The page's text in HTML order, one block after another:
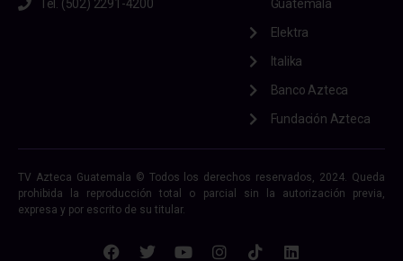
Tel. (502) 2291-4200
Guatemala
Elektra
Italika
Banco Azteca
Fundación Azteca
TV Azteca Guatemala © Todos los derechos reservados, 2024. Queda
prohibida la reproducción total o parcial sin la autorización previa,
expresa y por escrito de su titular.